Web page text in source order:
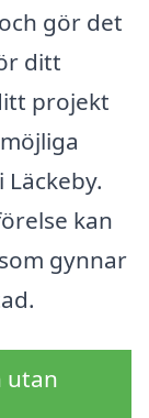
gör det
ditt
projekt
kan
gynnar
utan